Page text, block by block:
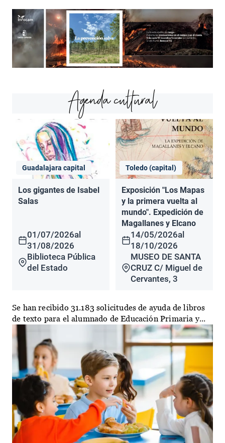
Agenda cultural
Guadalajara capital
Los gigantes de Isabel
Salas
01/07/2026al
31/08/2026
Biblioteca Pública
del Estado
Toledo (capital)
Exposición "Los Mapas
y la primera vuelta al
mundo". Expedición de
Magallanes y Elcano
14/05/2026al
18/10/2026
MUSEO DE SANTA
CRUZ C/ Miguel de
Cervantes, 3
Se han recibido 31.183 solicitudes de ayuda de libros
de texto para el alumnado de Educación Primaria y...